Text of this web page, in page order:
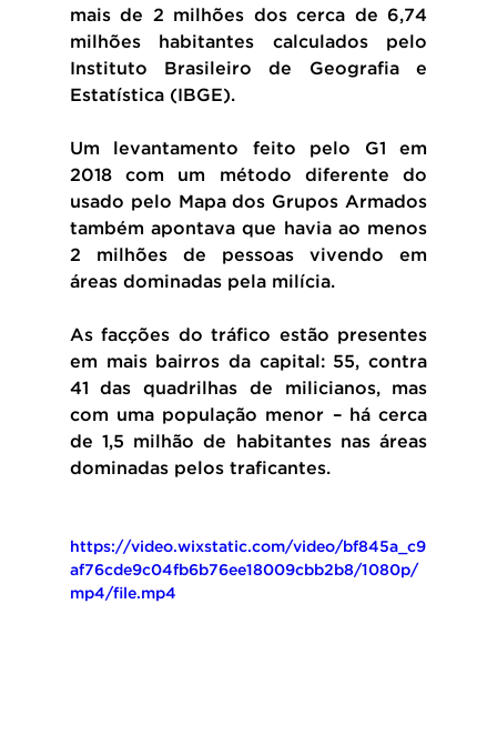
mais de 2 milhões dos cerca de 6,74
milhões habitantes calculados pelo
Instituto Brasileiro de Geografia e
Estatística (IBGE).
Um levantamento feito pelo G1 em
2018 com um método diferente do
usado pelo Mapa dos Grupos Armados
também apontava que havia ao menos
2 milhões de pessoas vivendo em
áreas dominadas pela milícia.
As facções do tráfico estão presentes
em mais bairros da capital: 55, contra
41 das quadrilhas de milicianos, mas
com uma população menor – há cerca
de 1,5 milhão de habitantes nas áreas
dominadas pelos traficantes.
https://video.wixstatic.com/video/bf845a_c9
af76cde9c04fb6b76ee18009cbb2b8/1080p/
mp4/file.mp4